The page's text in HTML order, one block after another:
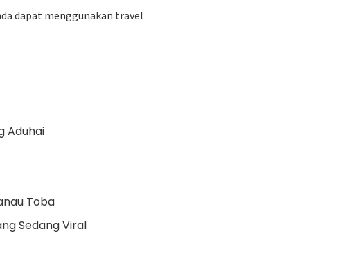
dapat menggunakan travel
Aduhai
Toba
Sedang Viral